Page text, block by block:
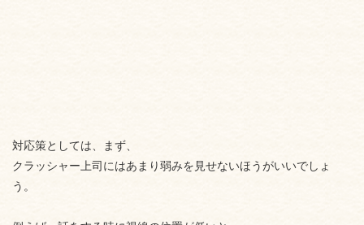
対応策としては、まず、
クラッシャー上司にはあまり弱みを見せないほうがいいでしょ
う。